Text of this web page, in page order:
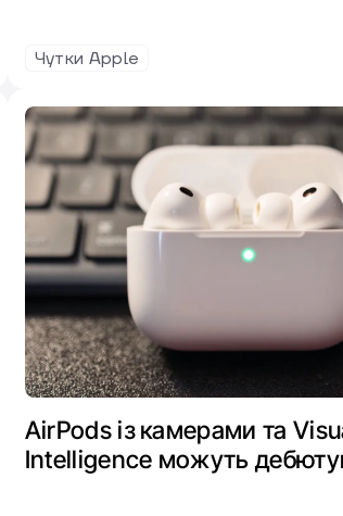
Чутки Apple
AirPods із камерами та
Intelligence можуть